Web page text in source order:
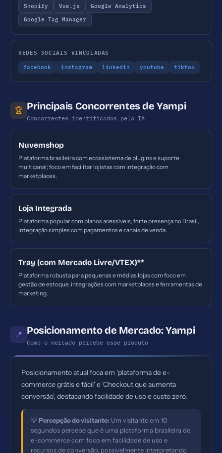
Shopify Vue.js
Google Analytics
Google Tag Manager
REDES SOCIAIS VINCULADAS
facebook instagram linkedin youtube tiktok
🏆 Principais Concorrentes de Yampi
Concorrentes identificados pela IA
Nuvemshop
Plataforma brasileira com ecossistema de plugins e suporte
multicanal; foco em facilitar lojistas com integração com
marketplaces.
Loja Integrada
Plataforma popular com planos acessíveis, forte presença no Brasil,
integração simples com pagamentos e canais de venda.
Tray (com Mercado Livre/VTEX)**
Plataforma robusta para pequenas e médias lojas com foco em
gestão de estoque, integrações com marketplaces e ferramentas de
marketing.
📍 Posicionamento de Mercado: Yampi
Como o mercado percebe esse produto
Posicionamento atual foca em 'plataforma de e-
commerce grátis e fácil' e 'Checkout que aumenta
conversão', destacando facilidade de uso e custo zero.
💡Percepção do visitante: Um visitante em 10
segundos percebe que é uma plataforma brasileira de
e-commerce com foco em facilidade de uso e
recursos de conversão, possivelmente interpretando